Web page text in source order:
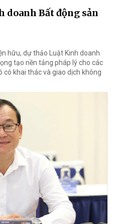
doanh Bất động sản
hữu, dự thảo Luật Kinh doanh
tạo nền tảng pháp lý cho các
khai thác và giao dịch không